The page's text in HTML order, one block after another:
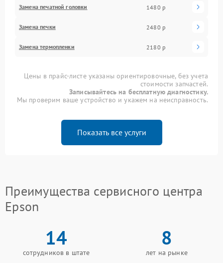
Замена печатной головки 1480 р
Замена печки 2480 р
Замена термопленки 2180 р
Цены в прайс-листе указаны ориентировочные, без учета
стоимости запчастей.
Записывайтесь на бесплатную диагностику.
Мы проверим ваше устройство и укажем на неисправность.
Показать все услуги
Преимущества сервисного центра
Epson
14
сотрудников в штате
8
лет на рынке